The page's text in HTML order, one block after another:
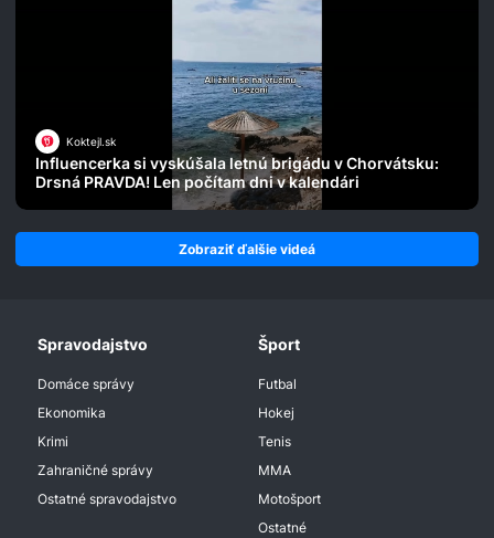
Koktejl.sk
Influencerka si vyskúšala letnú brigádu v Chorvátsku:
Drsná PRAVDA! Len počítam dni v kalendári
Zobraziť ďalšie videá
Spravodajstvo
Domáce správy
Ekonomika
Krimi
Zahraničné správy
Ostatné spravodajstvo
Šport
Futbal
Hokej
Tenis
MMA
Motošport
Ostatné